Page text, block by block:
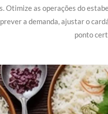
Otimize as operações do
a demanda, ajustar o
ponto